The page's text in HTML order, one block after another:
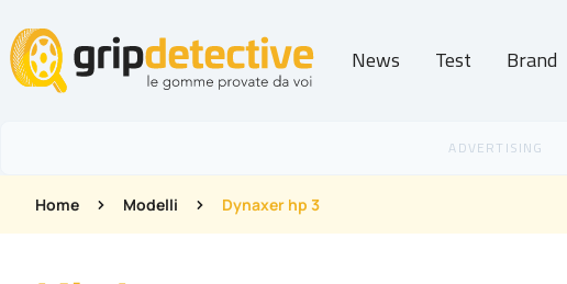
GripDetective News Test Brand
Home Modelli Dynaxer hp 3